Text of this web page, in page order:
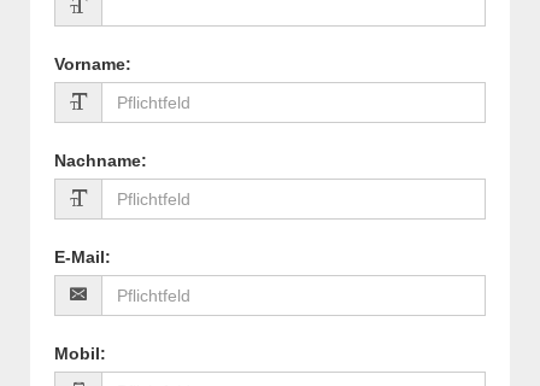
Vorname:
Nachname:
E-Mail:
Mobil: